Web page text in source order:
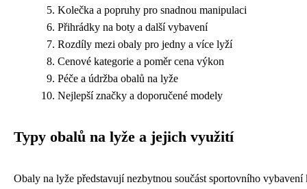
Kolečka a popruhy pro snadnou manipulaci
Přihrádky na boty a další vybavení
Rozdíly mezi obaly pro jedny a více lyží
Cenové kategorie a poměr cena výkon
Péče a údržba obalů na lyže
Nejlepší značky a doporučené modely
Typy obalů na lyže a jejich využití
Obaly na lyže představují nezbytnou součást sportovního vybavení